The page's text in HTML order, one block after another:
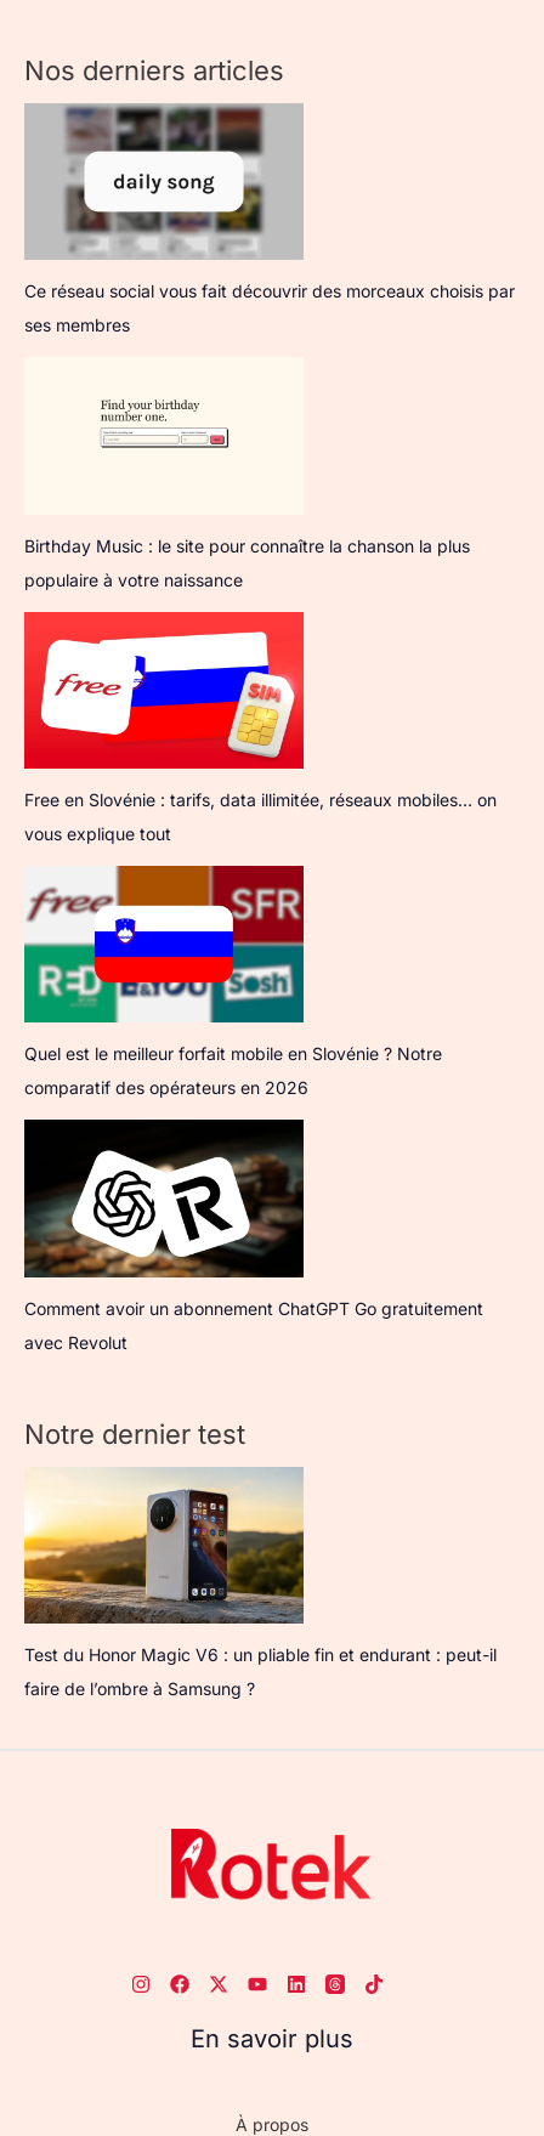
Nos derniers articles
Ce réseau social vous fait découvrir des morceaux choisis par
ses membres
Birthday Music : le site pour connaître la chanson la plus
populaire à votre naissance
Free en Slovénie : tarifs, data illimitée, réseaux mobiles… on
vous explique tout
Quel est le meilleur forfait mobile en Slovénie ? Notre
comparatif des opérateurs en 2026
Comment avoir un abonnement ChatGPT Go gratuitement
avec Revolut
Notre dernier test
Test du Honor Magic V6 : un pliable fin et endurant : peut-il
faire de l’ombre à Samsung ?
En savoir plus
À propos